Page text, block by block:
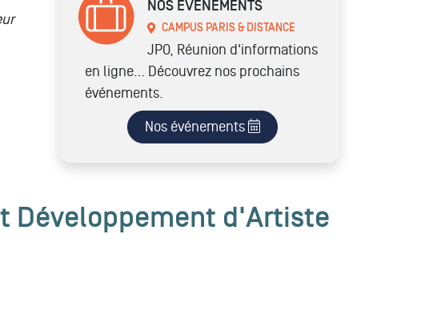
NOS ÉVÉNEMENTS
CAMPUS PARIS & DISTANCE
JPO, Réunion d'informations
en ligne… Découvrez nos prochains
événements.
Nos événements
Développement d'Artiste